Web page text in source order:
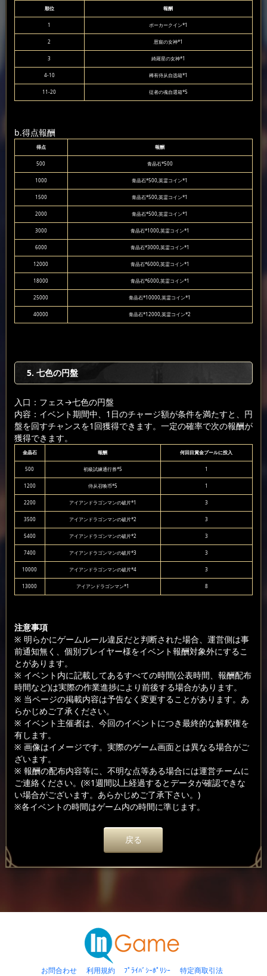
順位 報酬
1 ポーカークイン*1
2 恩寵の女神*1
3 綺羅星の女神*1
4-10 稀有侍从自选箱*1
11-20 従者の魂自選箱*5
b.得点報酬
得点 報酬
500 青晶石*500
1000 青晶石*500,英霊コイン*1
1500 青晶石*500,英霊コイン*1
2000 青晶石*500,英霊コイン*1
3000 青晶石*1000,英霊コイン*1
6000 青晶石*3000,英霊コイン*1
12000 青晶石*6000,英霊コイン*1
18000 青晶石*6000,英霊コイン*1
25000 青晶石*10000,英霊コイン*1
40000 青晶石*12000,英霊コイン*2
5. 七色の円盤
入口：フェス→七色の円盤
内容：イベント期間中、1日のチャージ額が条件を満たすと、円
盤を回すチャンスを1回獲得できます。一定の確率で次の報酬が
獲得できます。
金晶石 報酬 何回目賞金プールに投入
500 初級試練通行券*5 1
1200 侍从召唤币*5 1
2200 アイアンドラゴンマンの破片*1 3
3500 アイアンドラゴンマンの破片*2 3
5400 アイアンドラゴンマンの破片*2 3
7400 アイアンドラゴンマンの破片*3 3
10000 アイアンドラゴンマンの破片*4 3
13000 アイアンドラゴンマン*1 8
注意事項
※ 明らかにゲームルール違反だと判断された場合、運営側は事
前通知無く、個別プレイヤー様をイベント報酬対象外にするこ
とがあります。
※ イベント内に記載してあるすべての時間(公表時間、報酬配布
時間など)は実際の作業進捗により前後する場合があります。
※ 当ページの掲載内容は予告なく変更することがあります。あ
らかじめご了承ください。
※ イベント主催者は、今回のイベントにつき最終的な解釈権を
有します。
※ 画像はイメージです。実際のゲーム画面とは異なる場合がご
ざいます。
※ 報酬の配布内容等に、不明な点等ある場合には運営チームに
ご連絡ください。(※1週間以上経過するとデータが確認できな
い場合がございます。あらかじめご了承下さい。)
※各イベントの時間はゲーム内の時間に準じます。
戻る
お問合わせ 利用規約 ﾌﾟﾗｲﾊﾞｼｰﾎﾟﾘｼｰ 特定商取引法